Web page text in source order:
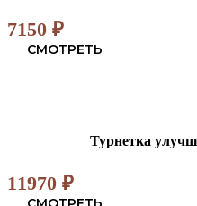
7150 ₽
СМОТРЕТЬ
Турнетка
11970 ₽